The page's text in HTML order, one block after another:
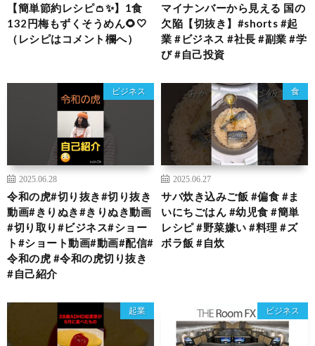
【簡単節約レシピ👛✨】1食
132円梅もずくそうめん🌻🤍
（レシピはコメント欄へ）
マイナンバーから見える 国の
欠陥【切抜き】#shorts #起
業 #ビジネス #社長 #副業 #学
び #自己投資
ビジネス
2025.06.28
令和の虎#切り抜き#切り抜き
動画#きりぬき#きりぬき動画
#切り取り#ビジネス#ショー
ト#ショート動画#動画#配信#
令和の虎 #令和の虎切り抜き
#自己紹介
食
2025.06.27
サバ炊き込みご飯 #偏食 #ま
いにちごはん #幼児食 #簡単
レシピ #野菜嫌い #料理 #ズ
ボラ飯 #自炊
起業 ビジネス